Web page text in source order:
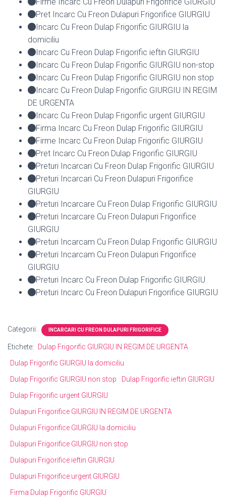
Pret Incarc Cu Freon Dulapuri Frigorifice GIURGIU
Incarc Cu Freon Dulap Frigorific GIURGIU la
domiciliu
Incarc Cu Freon Dulap Frigorific ieftin GIURGIU
Incarc Cu Freon Dulap Frigorific GIURGIU non-stop
Incarc Cu Freon Dulap Frigorific GIURGIU non stop
Incarc Cu Freon Dulap Frigorific GIURGIU IN REGIM
DE URGENTA
Incarc Cu Freon Dulap Frigorific urgent GIURGIU
Firma Incarc Cu Freon Dulap Frigorific GIURGIU
Firme Incarc Cu Freon Dulap Frigorific GIURGIU
Pret Incarc Cu Freon Dulap Frigorific GIURGIU
Preturi Incarcari Cu Freon Dulap Frigorific GIURGIU
Preturi Incarcari Cu Freon Dulapuri Frigorifice
GIURGIU
Preturi Incarcare Cu Freon Dulap Frigorific GIURGIU
Preturi Incarcare Cu Freon Dulapuri Frigorifice
GIURGIU
Preturi Incarcam Cu Freon Dulap Frigorific GIURGIU
Preturi Incarcam Cu Freon Dulapuri Frigorifice
GIURGIU
Preturi Incarc Cu Freon Dulap Frigorific GIURGIU
Preturi Incarc Cu Freon Dulapuri Frigorifice GIURGIU
Categorii: INCARCARI CU FREON DULAPURI FRIGORIFICE
Etichete:
Dulap Frigorific GIURGIU IN REGIM DE URGENTA
Dulap Frigorific GIURGIU la domiciliu
Dulap Frigorific GIURGIU non stop
Dulap Frigorific ieftin GIURGIU
Dulap Frigorific urgent GIURGIU
Dulapuri Frigorifice GIURGIU IN REGIM DE URGENTA
Dulapuri Frigorifice GIURGIU la domiciliu
Dulapuri Frigorifice GIURGIU non stop
Dulapuri Frigorifice ieftin GIURGIU
Dulapuri Frigorifice urgent GIURGIU
Firma Dulap Frigorific GIURGIU